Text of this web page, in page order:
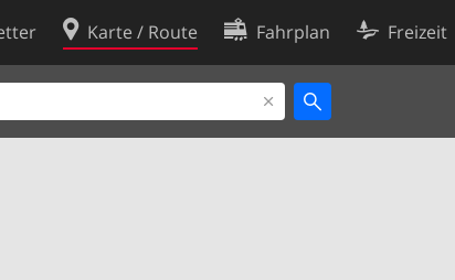
Karte / Route Fahrplan Freizeit
Cookie-Richtlinie
Cookie-Einstellungen